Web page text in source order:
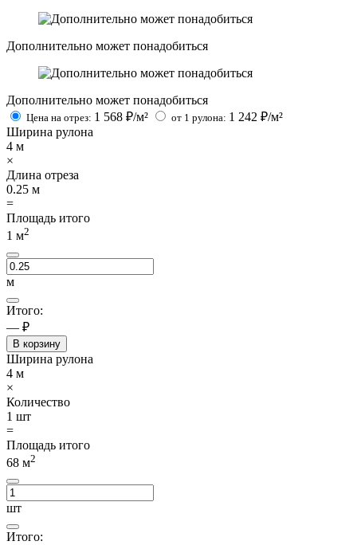
Дополнительно может понадобиться
Дополнительно может понадобиться
Цена на отрез: 1 568 ₽/м² от 1 рулона: 1 242 ₽/м²
Ширина рулона
4 м
×
Длина отреза
0.25 м
=
Площадь итого
1 м2
м
Итого:
— ₽
В корзину
Ширина рулона
4 м
×
Количество
1 шт
=
Площадь итого
68 м2
шт
Итого: